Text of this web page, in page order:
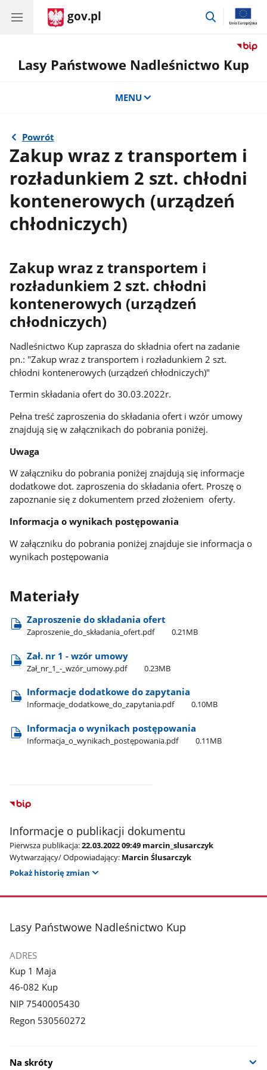
gov.pl
przejdź
Lasy Państwowe Nadleśnictwo Kup
MENU
Powrót
Zakup wraz z transportem i
rozładunkiem 2 szt. chłodni
kontenerowych (urządzeń
chłodniczych)
Zakup wraz z transportem i
rozładunkiem 2 szt. chłodni
kontenerowych (urządzeń
chłodniczych)
Nadleśnictwo Kup zaprasza do składnia ofert na zadanie
pn.: "Zakup wraz z transportem i rozładunkiem 2 szt.
chłodni kontenerowych (urządzeń chłodniczych)"
Termin składania ofert do 30.03.2022r.
Pełna treść zaproszenia do składania ofert i wzór umowy
znajdują się w załącznikach do pobrania poniżej.
Uwaga
W załączniku do pobrania poniżej znajdują się informacje
dodatkowe dot. zaproszenia do składania ofert. Proszę o
zapoznanie się z dokumentem przed złożeniem oferty.
Informacja o wynikach postępowania
W załączniku do pobrania poniżej znajduje sie informacja o
wynikach postępowania
Materiały
Zaproszenie do składania ofert
Zaproszenie​_do​_składania​_ofert.pdf 0.21MB
Zał. nr 1 - wzór umowy
Zał​_nr​_1​_-​_wzór​_umowy.pdf 0.23MB
Informacje dodatkowe do zapytania
Informacje​_dodatkowe​_do​_zapytania.pdf 0.10MB
Informacja o wynikach postępowania
Informacja​_o​_wynikach​_postępowania.pdf 0.11MB
Informacje o publikacji dokumentu
Pierwsza publikacja:22.03.2022 09:49 marcin_slusarczyk
Wytwarzający/ Odpowiadający: Marcin Ślusarczyk
Pokaż historię zmian
stopka
Lasy Państwowe Nadleśnictwo Kup
ADRES
Kup 1 Maja
46-082 Kup
NIP 7540005430
Regon 530560272
Na skróty